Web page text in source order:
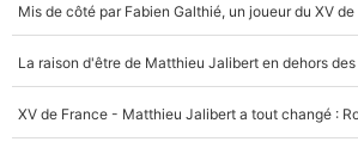
Un autre joueur
5%